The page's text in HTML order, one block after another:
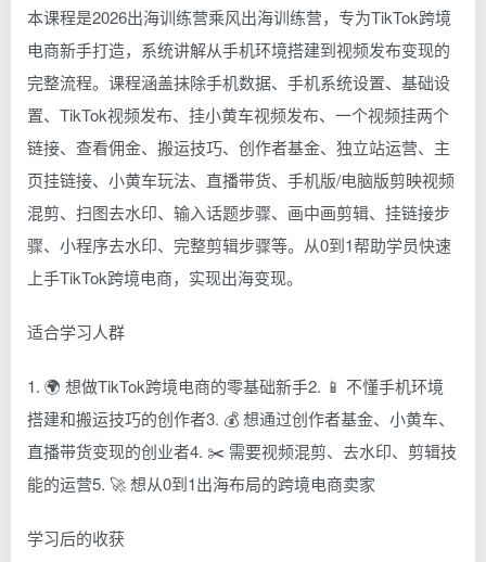
本课程是2026出海训练营乘风出海训练营，专为TikTok跨境
电商新手打造，系统讲解从手机环境搭建到视频发布变现的
完整流程。课程涵盖抹除手机数据、手机系统设置、基础设
置、TikTok视频发布、挂小黄车视频发布、一个视频挂两个
链接、查看佣金、搬运技巧、创作者基金、独立站运营、主
页挂链接、小黄车玩法、直播带货、手机版/电脑版剪映视频
混剪、扫图去水印、输入话题步骤、画中画剪辑、挂链接步
骤、小程序去水印、完整剪辑步骤等。从0到1帮助学员快速
上手TikTok跨境电商，实现出海变现。
适合学习人群
1. 🌍 想做TikTok跨境电商的零基础新手2. 📱 不懂手机环境
搭建和搬运技巧的创作者3. 💰 想通过创作者基金、小黄车、
直播带货变现的创业者4. ✂️ 需要视频混剪、去水印、剪辑技
能的运营5. 🚀 想从0到1出海布局的跨境电商卖家
学习后的收获